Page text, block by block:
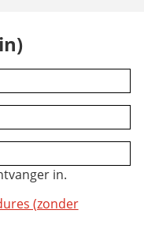
in.
(zonder